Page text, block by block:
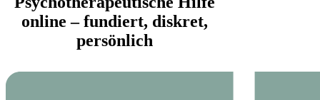
online – fundiert, diskret,
persönlich